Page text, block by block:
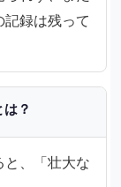
録は残って
？
と、「壮大な